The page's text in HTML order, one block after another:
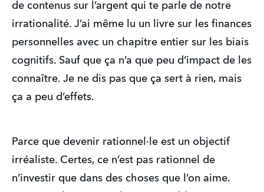
de contenus sur l’argent qui te parle de notre
irrationalité. J’ai même lu un livre sur les finances
personnelles avec un chapitre entier sur les biais
cognitifs. Sauf que ça n’a que peu d’impact de les
connaître. Je ne dis pas que ça sert à rien, mais
ça a peu d’effets.
Parce que devenir rationnel·le est un objectif
irréaliste. Certes, ce n’est pas rationnel de
n’investir que dans des choses que l’on aime.